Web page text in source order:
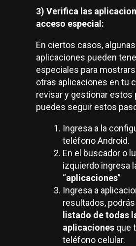
3) Verifica las
acceso especial:
En ciertos casos, algunas
aplicaciones pueden
especiales para
otras aplicaciones en tu
revisar y gestionar estos
puedes seguir estos
Ingresa a la
teléfono Android.
En el buscador o
izquierdo ingresa
“aplicaciones”
Ingresa a
resultados,
listado de todas
aplicacionesque
teléfono celular.